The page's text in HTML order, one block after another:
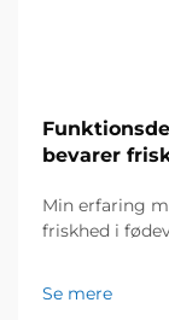
bevarer
Min erfaring
friskhed i
deres succes.
Se mere